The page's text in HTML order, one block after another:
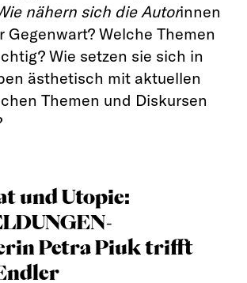
nähern sich die Autorinnen
Gegenwart? Welche Themen
Wie setzen sie sich in
ästhetisch mit aktuellen
Themen und Diskursen
und Utopie:
Petra Piuk trifft